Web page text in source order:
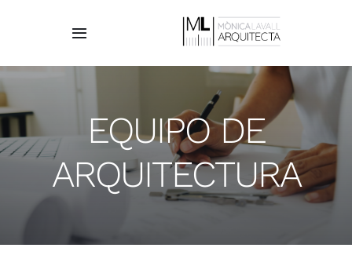
Toggle
EL ESTUDIO
EQUIPO
EQUIPO DE
ARQUITECTURA